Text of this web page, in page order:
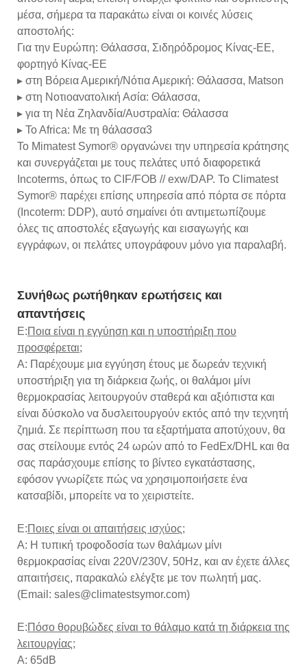
μέσα, σήμερα τα παρακάτω είναι οι κοινές λύσεις
αποστολής:
Για την Ευρώπη: Θάλασσα, Σιδηρόδρομος Κίνας-ΕΕ,
φορτηγό Κίνας-ΕΕ
▸ στη Βόρεια Αμερική/Νότια Αμερική: Θάλασσα, Matson
▸ στη Νοτιοανατολική Ασία: Θάλασσα,
▸ για τη Νέα Ζηλανδία/Αυστραλία: Θάλασσα
▸ To Africa: Με τη θάλασσα3
Το Mimatest Symor® οργανώνει την υπηρεσία κράτησης
και συνεργάζεται με τους πελάτες υπό διαφορετικά
Incoterms, όπως το CIF/FOB // exw/DAP. Το Climatest
Symor® παρέχει επίσης υπηρεσία από πόρτα σε πόρτα
(Incoterm: DDP), αυτό σημαίνει ότι αντιμετωπίζουμε
όλες τις αποστολές εξαγωγής και εισαγωγής και
εγγράφων, οι πελάτες υπογράφουν μόνο για παραλαβή.
Συνήθως ρωτήθηκαν ερωτήσεις και
απαντήσεις
Ε:Ποια είναι η εγγύηση και η υποστήριξη που
προσφέρεται;
Α: Παρέχουμε μια εγγύηση έτους με δωρεάν τεχνική
υποστήριξη για τη διάρκεια ζωής, οι θαλάμοι μίνι
θερμοκρασίας λειτουργούν σταθερά και αξιόπιστα και
είναι δύσκολο να δυσλειτουργούν εκτός από την τεχνητή
ζημιά. Σε περίπτωση που τα εξαρτήματα αποτύχουν, θα
σας στείλουμε εντός 24 ωρών από το FedEx/DHL και θα
σας παράσχουμε επίσης το βίντεο εγκατάστασης,
εφόσον γνωρίζετε πώς να χρησιμοποιήσετε ένα
κατσαβίδι, μπορείτε να το χειριστείτε.
Ε:Ποιες είναι οι απαιτήσεις ισχύος;
Α: Η τυπική τροφοδοσία των θαλάμων μίνι
θερμοκρασίας είναι 220V/230V, 50Hz, και αν έχετε άλλες
απαιτήσεις, παρακαλώ ελέγξτε με τον πωλητή μας.
(Email: sales@climatestsymor.com)
Ε:Πόσο θορυβώδες είναι το θάλαμο κατά τη διάρκεια της
λειτουργίας;
Α: 65dB